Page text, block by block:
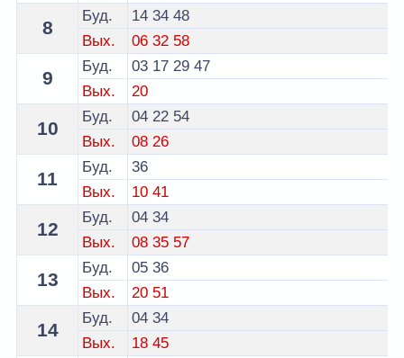
8
Буд. 14 34 48
Вых.
06 32 58
9
Буд. 03 17 29 47
Вых.
20
10
Буд. 04 22 54
Вых.
08 26
11
Буд.
36
Вых.
10 41
12
Буд. 04 34
Вых.
08 35 57
13
Буд. 05 36
Вых.
20 51
14
Буд. 04 34
Вых.
18 45